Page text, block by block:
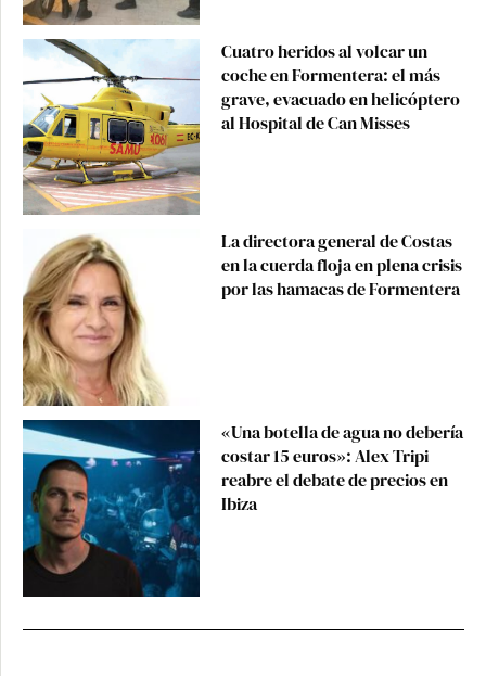
Cuatro heridos al volcar un
coche en Formentera: el más
grave, evacuado en helicóptero
al Hospital de Can Misses
La directora general de Costas
en la cuerda floja en plena crisis
por las hamacas de Formentera
«Una botella de agua no debería
costar 15 euros»: Alex Tripi
reabre el debate de precios en
Ibiza